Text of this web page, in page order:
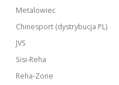
Metalowiec
Chinesport (dystrybucja PL)
JVS
Sisi-Reha
Reha-Zone